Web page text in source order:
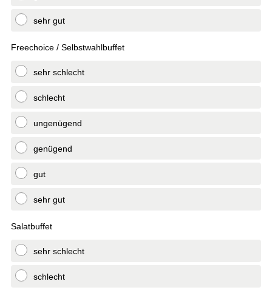
sehr gut
Freechoice / Selbstwahlbuffet
sehr schlecht
schlecht
ungenügend
genügend
gut
sehr gut
Salatbuffet
sehr schlecht
schlecht